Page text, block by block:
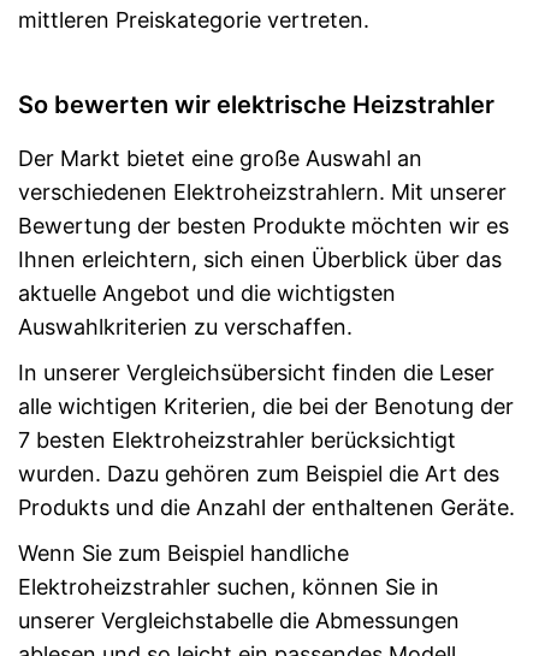
mittleren Preiskategorie vertreten.
So bewerten wir elektrische Heizstrahler
Der Markt bietet eine große Auswahl an
verschiedenen Elektroheizstrahlern. Mit unserer
Bewertung der besten Produkte möchten wir es
Ihnen erleichtern, sich einen Überblick über das
aktuelle Angebot und die wichtigsten
Auswahlkriterien zu verschaffen.
In unserer Vergleichsübersicht finden die Leser
alle wichtigen Kriterien, die bei der Benotung der
7 besten Elektroheizstrahler berücksichtigt
wurden. Dazu gehören zum Beispiel die Art des
Produkts und die Anzahl der enthaltenen Geräte.
Wenn Sie zum Beispiel handliche
Elektroheizstrahler suchen, können Sie in
unserer Vergleichstabelle die Abmessungen